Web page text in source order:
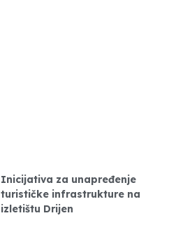
Inicijativa za unapređenje
turističke infrastrukture na
izletištu Drijen